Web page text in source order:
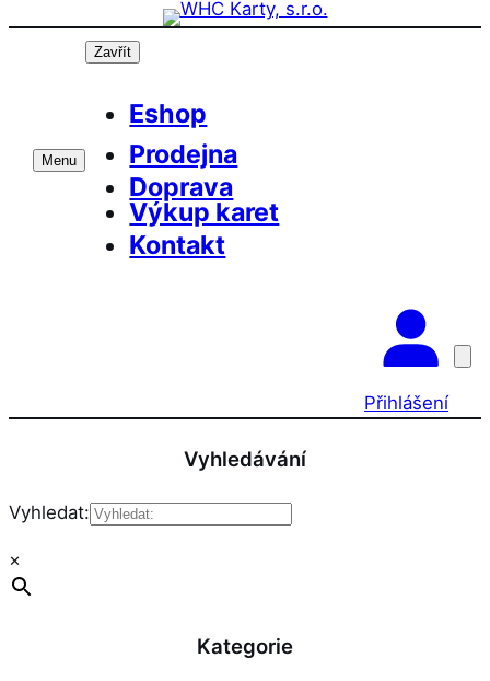
Přeskočit
Menu
Zavřít
Eshop
Prodejna
Doprava
Výkup karet
Kontakt
Přihlášení
Vyhledávání
Vyhledat:
×
Kategorie